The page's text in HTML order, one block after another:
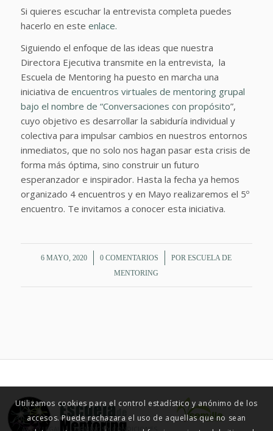
Si quieres escuchar la entrevista completa puedes
hacerlo en este enlace.
Siguiendo el enfoque de las ideas que nuestra
Directora Ejecutiva transmite en la entrevista, la
Escuela de Mentoring ha puesto en marcha una
iniciativa de encuentros virtuales de mentoring grupal
bajo el nombre de “Conversaciones con propósito”,
cuyo objetivo es desarrollar la sabiduría individual y
colectiva para impulsar cambios en nuestros entornos
inmediatos, que no solo nos hagan pasar esta crisis de
forma más óptima, sino construir un futuro
esperanzador e inspirador. Hasta la fecha ya hemos
organizado 4 encuentros y en Mayo realizaremos el 5º
encuentro. Te invitamos a conocer esta iniciativa.
6 MAYO, 2020
/ 0 COMENTARIOS
/ PORESCUELA DE
MENTORING
© ESCUELA DE MENTORING 2015
AVISO LEGAL TÉRMINOS Y CONDICIONES
Utilizamos cookies para el control estadístico y anónimo de los
accesos. Puede rechazara el uso de aquellas que no sean